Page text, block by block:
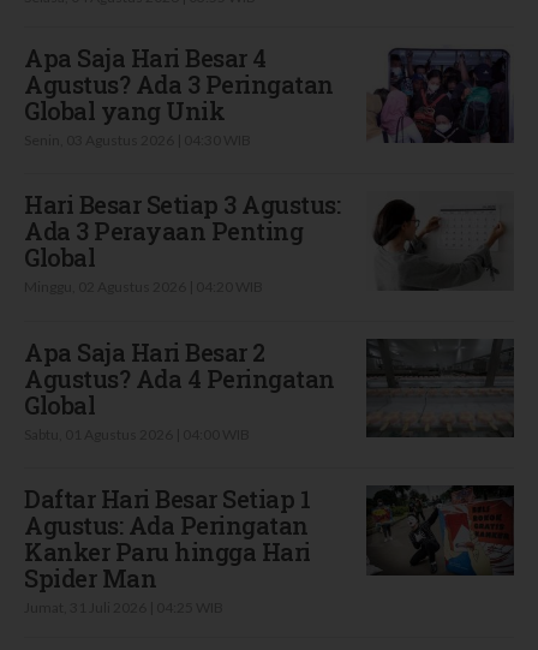
Apa Saja Hari Besar 4
Agustus? Ada 3 Peringatan
Global yang Unik
Hari Besar Setiap 3 Agustus:
Ada 3 Perayaan Penting
Global
Apa Saja Hari Besar 2
Agustus? Ada 4 Peringatan
Global
Daftar Hari Besar Setiap 1
Agustus: Ada Peringatan
Kanker Paru hingga Hari
Spider Man